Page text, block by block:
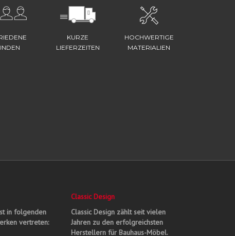
KURZE
LIEFERZEITEN
HOCHWERTIGE
MATERIALIEN
in folgenden
vertreten:
Classic Design
Classic Design zählt seit vielen
Jahren zu den erfolgreichsten
Herstellern für Bauhaus-Möbel.